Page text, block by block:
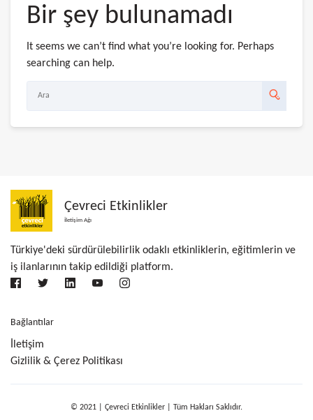
Bir şey bulunamadı
It seems we can’t find what you’re looking for. Perhaps
searching can help.
Çevreci Etkinlikler
İletişim Ağı
Türkiye'deki sürdürülebilirlik odaklı etkinliklerin, eğitimlerin ve
iş ilanlarının takip edildiği platform.
Bağlantılar
İletişim
Gizlilik & Çerez Politikası
© 2021 | Çevreci Etkinlikler | Tüm Hakları Saklıdır.